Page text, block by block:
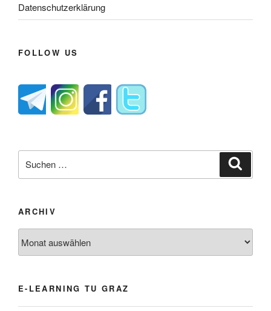
Datenschutzerklärung
FOLLOW US
nach:
ARCHIV
E-LEARNING TU GRAZ